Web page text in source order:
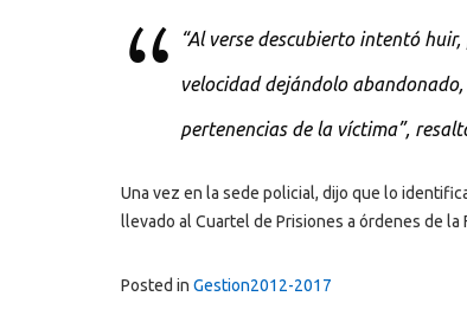
“Al verse descubierto intentó
velocidad dejándolo
pertenencias de la víctima”,
Una vez en la sede policial, dijo que lo
llevado al Cuartel de Prisiones a órdenes de la
Posted in Gestion2012-2017